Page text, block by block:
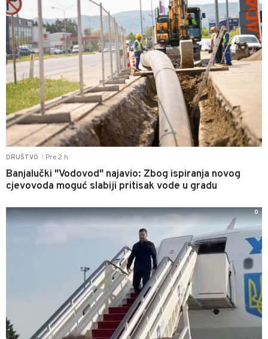
DRUŠTVO Pre 2 h
Banjalučki "Vodovod" najavio: Zbog ispiranja novog
cjevovoda moguć slabiji pritisak vode u gradu
0